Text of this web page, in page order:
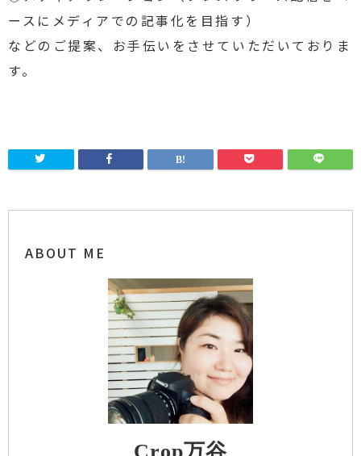
ースにメディアでの記事化を目指す）
などのご提案、お手伝いをさせていただいておりま
す。
ABOUT ME